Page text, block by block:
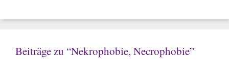
Beiträge zu “Nekrophobie, Necrophobie”